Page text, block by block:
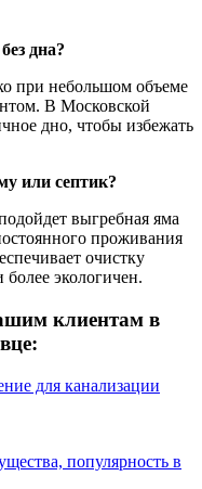
дна?
при небольшом объеме
В Московской
дно, чтобы избежать
или септик?
выгребная яма
проживания
очистку
более экологичен.
клиентам в